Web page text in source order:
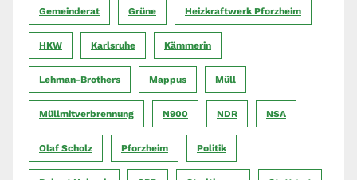
Gemeinderat Grüne Heizkraftwerk Pforzheim
HKW Karlsruhe Kämmerin
Lehman-Brothers Mappus Müll
Müllmitverbrennung N900 NDR NSA
Olaf Scholz Pforzheim Politik